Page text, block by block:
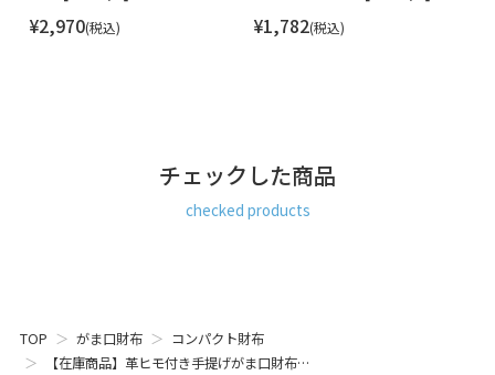
¥2,970 税込 ¥1,782 税込
チェックした商品
checked products
TOP がま口財布
コンパクト財布
【在庫商品】革ヒモ付き手提げがま口財布…